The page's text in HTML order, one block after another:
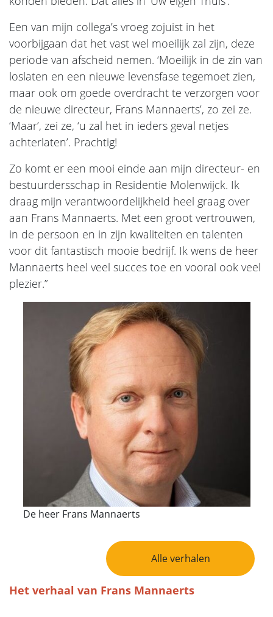
Een van mijn collega’s vroeg zojuist in het
voorbijgaan dat het vast wel moeilijk zal zijn, deze
periode van afscheid nemen. ‘Moeilijk in de zin van
loslaten en een nieuwe levensfase tegemoet zien,
maar ook om goede overdracht te verzorgen voor
de nieuwe directeur, Frans Mannaerts’, zo zei ze.
‘Maar’, zei ze, ‘u zal het in ieders geval netjes
achterlaten’. Prachtig!
Zo komt er een mooi einde aan mijn directeur- en
bestuurdersschap in Residentie Molenwijck. Ik
draag mijn verantwoordelijkheid heel graag over
aan Frans Mannaerts. Met een groot vertrouwen,
in de persoon en in zijn kwaliteiten en talenten
voor dit fantastisch mooie bedrijf. Ik wens de heer
Mannaerts heel veel succes toe en vooral ook veel
plezier.”
De heer Frans Mannaerts
Bericht Navigatie
Alle verhalen
Het verhaal van Frans Mannaerts